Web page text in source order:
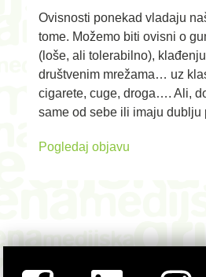
Ovisnosti ponekad vladaju
tome. Možemo biti ovisni o
(loše, ali tolerabilno),
društvenim mrežama… uz
cigarete, cuge, droga…. Ali,
same od sebe ili imaju dublju
Pogledaj objavu